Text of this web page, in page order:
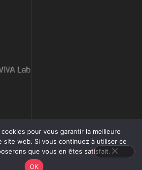
1 2 3 4
pour vous garantir la meilleure
site web. Si vous continuez à utiliser ce
que vous en êtes satisfait.
OK